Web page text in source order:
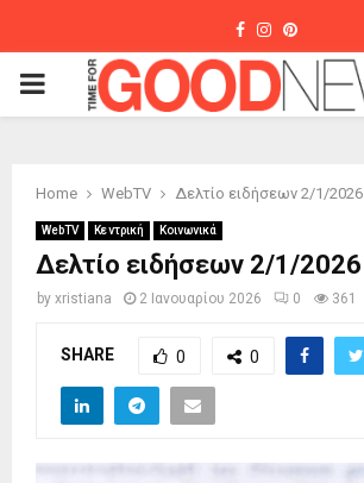
Facebook
Instagram
Pinterest
PRIMARY
Home WebTV Δελτίο ειδήσεων 2/1/2026
WebTV Κεντρική Κοινωνικά
Δελτίο ειδήσεων 2/1/2026
by xristiana 2 Ιανουαρίου 2026 0 361
SHARE 0 0